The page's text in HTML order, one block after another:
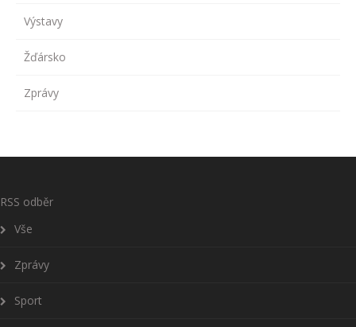
Výstavy
Žďársko
Zprávy
RSS odběr
Vše
Zprávy
Sport